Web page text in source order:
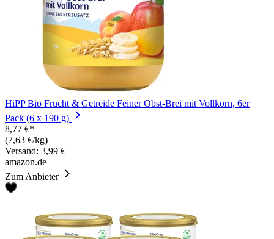
HiPP Bio Frucht & Getreide Feiner Obst-Brei mit Vollkorn, 6er
Pack (6 x 190 g)
8,77 €*
(7,63 €/kg)
Versand: 3,99 €
amazon.de
Zum Anbieter